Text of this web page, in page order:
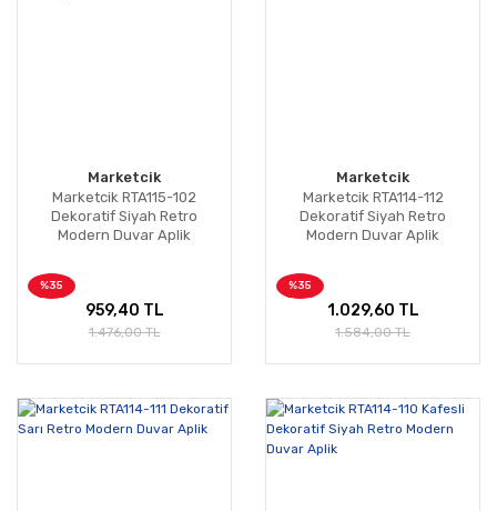
Marketcik
Marketcik RTA115-102
Dekoratif Siyah Retro
Modern Duvar Aplik
%35
959,40 TL
1.476,00 TL
Marketcik
Marketcik RTA114-112
Dekoratif Siyah Retro
Modern Duvar Aplik
%35
1.029,60 TL
1.584,00 TL